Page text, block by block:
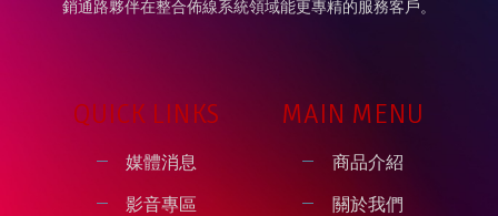
銷通路夥伴在整合佈線系統領域能更專精的服務客戶。
QUICK LINKS
媒體消息
影音專區
MAIN MENU
商品介紹
關於我們